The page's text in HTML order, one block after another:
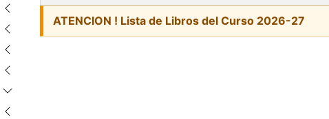
ATENCION ! Lista de Libros del Curso 2026-27